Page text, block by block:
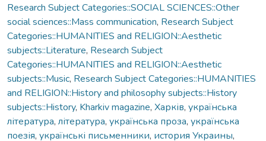
Research Subject Categories::SOCIAL SCIENCES::Other
social sciences::Mass communication, Research Subject
Categories::HUMANITIES and RELIGION::Aesthetic
subjects::Literature, Research Subject
Categories::HUMANITIES and RELIGION::Aesthetic
subjects::Music, Research Subject Categories::HUMANITIES
and RELIGION::History and philosophy subjects::History
subjects::History, Kharkiv magazine, Харків, українська
література, література, українська проза, українська
поезія, українські письменники, история Украины,